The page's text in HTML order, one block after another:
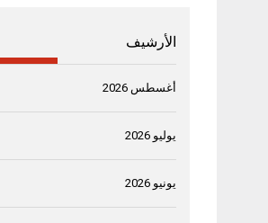
الأرشيف
أغسطس 2026
يوليو 2026
يونيو 2026